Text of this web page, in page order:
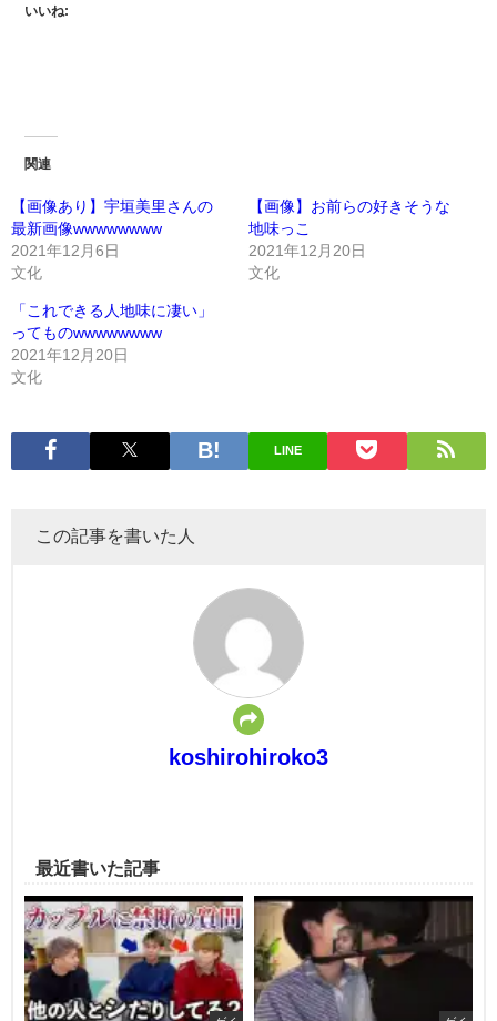
いいね:
関連
【画像あり】宇垣美里さんの
最新画像wwwwwwww
2021年12月6日
文化
【画像】お前らの好きそうな
地味っこ
2021年12月20日
文化
「これできる人地味に凄い」
ってものwwwwwwww
2021年12月20日
文化
LINE
この記事を書いた人
koshirohiroko3
最近書いた記事